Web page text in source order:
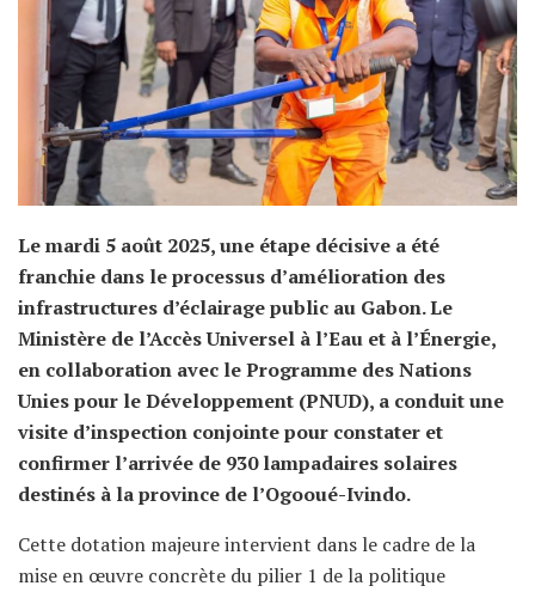
Le mardi 5 août 2025, une étape décisive a été
franchie dans le processus d’amélioration des
infrastructures d’éclairage public au Gabon. Le
Ministère de l’Accès Universel à l’Eau et à l’Énergie,
en collaboration avec le Programme des Nations
Unies pour le Développement (PNUD), a conduit une
visite d’inspection conjointe pour constater et
confirmer l’arrivée de 930 lampadaires solaires
destinés à la province de l’Ogooué-Ivindo.
Cette dotation majeure intervient dans le cadre de la
mise en œuvre concrète du pilier 1 de la politique